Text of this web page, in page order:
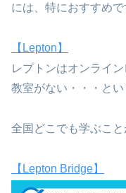
には、特におすすめで
【Lepton】
レプトンはオンライ
教室がない・・・と
全国どこでも学ぶこと
【Lepton Bridge】